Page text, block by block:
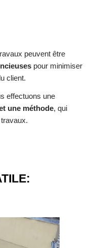
peuvent être
pour minimiser
client.
effectuons une
une méthode, qui